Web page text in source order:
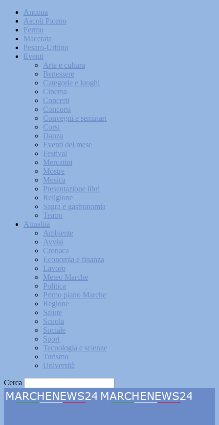
Ancona
Ascoli Piceno
Fermo
Macerata
Pesaro-Urbino
Eventi
Arte e cultura
Benessere
Categorie e luoghi
Cinema
Concerti
Concorsi
Convegni e seminari
Corsi
Danza
Eventi del mese
Festival
Mercatini
Mostre
Musica
Presentazione libri
Religione
Sagra e gastronomia
Teatro
Attualità
Ambiente
Avvisi
Cronaca
Economia e finanza
Lavoro
Meteo Marche
Politica
Primo piano Marche
Regione
Salute
Scuola
Sociale
Sport
Tecnologia e scienze
Turismo
Università
Cerca